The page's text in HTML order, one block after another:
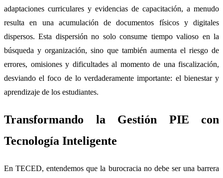
adaptaciones curriculares y evidencias de capacitación, a menudo
resulta en una acumulación de documentos físicos y digitales
dispersos. Esta dispersión no solo consume tiempo valioso en la
búsqueda y organización, sino que también aumenta el riesgo de
errores, omisiones y dificultades al momento de una fiscalización,
desviando el foco de lo verdaderamente importante: el bienestar y
aprendizaje de los estudiantes.
Transformando la Gestión PIE con
Tecnología Inteligente
En TECED, entendemos que la burocracia no debe ser una barrera